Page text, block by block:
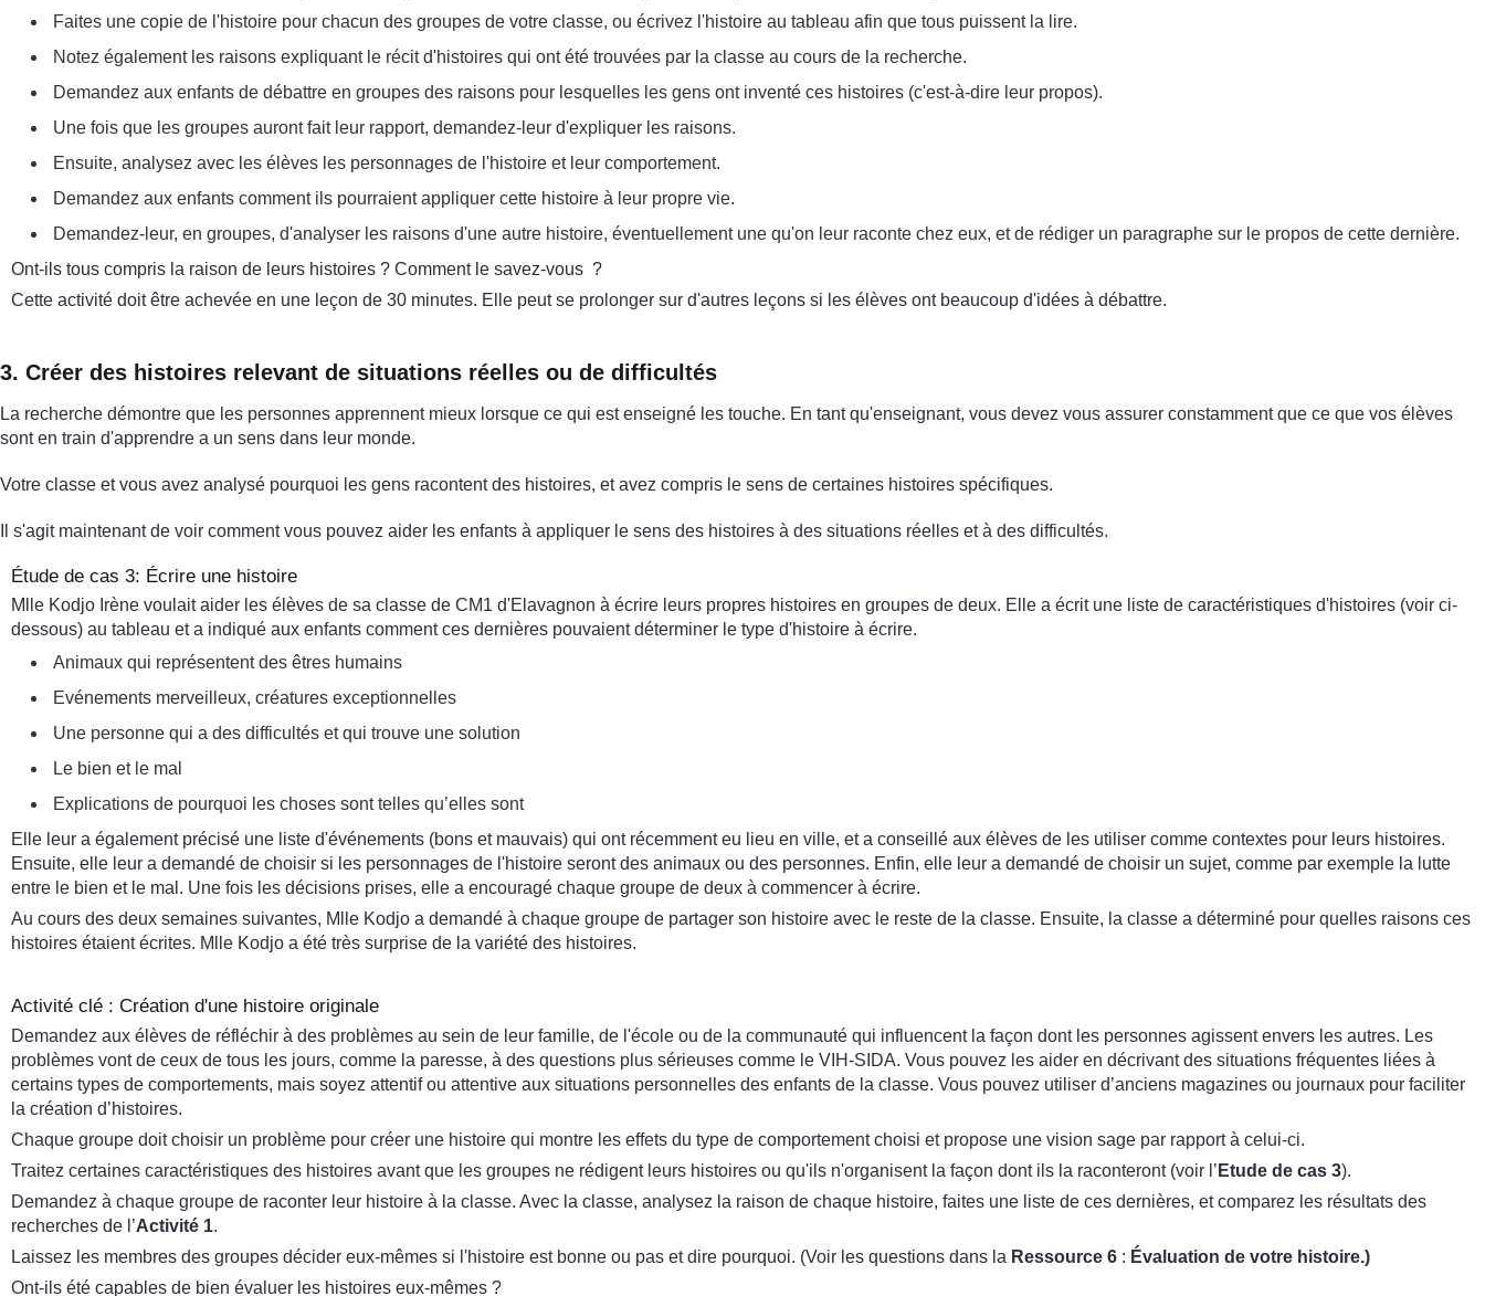
Faites une copie de l'histoire pour chacun des groupes de votre classe, ou écrivez l'histoire au tableau afin que tous puissent la lire.
Notez également les raisons expliquant le récit d'histoires qui ont été trouvées par la classe au cours de la recherche.
Demandez aux enfants de débattre en groupes des raisons pour lesquelles les gens ont inventé ces histoires (c'est-à-dire leur propos).
Une fois que les groupes auront fait leur rapport, demandez-leur d'expliquer les raisons.
Ensuite, analysez avec les élèves les personnages de l'histoire et leur comportement.
Demandez aux enfants comment ils pourraient appliquer cette histoire à leur propre vie.
Demandez-leur, en groupes, d'analyser les raisons d'une autre histoire, éventuellement une qu'on leur raconte chez eux, et de rédiger un paragraphe sur le propos de cette dernière.
Ont-ils tous compris la raison de leurs histoires ? Comment le savez-vous ?
Cette activité doit être achevée en une leçon de 30 minutes. Elle peut se prolonger sur d'autres leçons si les élèves ont beaucoup d'idées à débattre.
3. Créer des histoires relevant de situations réelles ou de difficultés
La recherche démontre que les personnes apprennent mieux lorsque ce qui est enseigné les touche. En tant qu'enseignant, vous devez vous assurer constamment que ce que vos élèves
sont en train d'apprendre a un sens dans leur monde.
Votre classe et vous avez analysé pourquoi les gens racontent des histoires, et avez compris le sens de certaines histoires spécifiques.
Il s'agit maintenant de voir comment vous pouvez aider les enfants à appliquer le sens des histoires à des situations réelles et à des difficultés.
Étude de cas 3: Écrire une histoire
Mlle Kodjo Irène voulait aider les élèves de sa classe de CM1 d'Elavagnon à écrire leurs propres histoires en groupes de deux. Elle a écrit une liste de caractéristiques d'histoires (voir ci-
dessous) au tableau et a indiqué aux enfants comment ces dernières pouvaient déterminer le type d'histoire à écrire.
Animaux qui représentent des êtres humains
Evénements merveilleux, créatures exceptionnelles
Une personne qui a des difficultés et qui trouve une solution
Le bien et le mal
Explications de pourquoi les choses sont telles qu’elles sont
Elle leur a également précisé une liste d'événements (bons et mauvais) qui ont récemment eu lieu en ville, et a conseillé aux élèves de les utiliser comme contextes pour leurs histoires.
Ensuite, elle leur a demandé de choisir si les personnages de l'histoire seront des animaux ou des personnes. Enfin, elle leur a demandé de choisir un sujet, comme par exemple la lutte
entre le bien et le mal. Une fois les décisions prises, elle a encouragé chaque groupe de deux à commencer à écrire.
Au cours des deux semaines suivantes, Mlle Kodjo a demandé à chaque groupe de partager son histoire avec le reste de la classe. Ensuite, la classe a déterminé pour quelles raisons ces
histoires étaient écrites. Mlle Kodjo a été très surprise de la variété des histoires.
Activité clé : Création d'une histoire originale
Demandez aux élèves de réfléchir à des problèmes au sein de leur famille, de l'école ou de la communauté qui influencent la façon dont les personnes agissent envers les autres. Les
problèmes vont de ceux de tous les jours, comme la paresse, à des questions plus sérieuses comme le VIH-SIDA. Vous pouvez les aider en décrivant des situations fréquentes liées à
certains types de comportements, mais soyez attentif ou attentive aux situations personnelles des enfants de la classe. Vous pouvez utiliser d’anciens magazines ou journaux pour faciliter
la création d’histoires.
Chaque groupe doit choisir un problème pour créer une histoire qui montre les effets du type de comportement choisi et propose une vision sage par rapport à celui-ci.
Traitez certaines caractéristiques des histoires avant que les groupes ne rédigent leurs histoires ou qu'ils n'organisent la façon dont ils la raconteront (voir l’ Etude de cas 3).
Demandez à chaque groupe de raconter leur histoire à la classe. Avec la classe, analysez la raison de chaque histoire, faites une liste de ces dernières, et comparez les résultats des
recherches de l’Activité 1.
Laissez les membres des groupes décider eux-mêmes si l'histoire est bonne ou pas et dire pourquoi. (Voir les questions dans la Ressource 6 : Évaluation de votre histoire.)
Ont-ils été capables de bien évaluer les histoires eux-mêmes ?